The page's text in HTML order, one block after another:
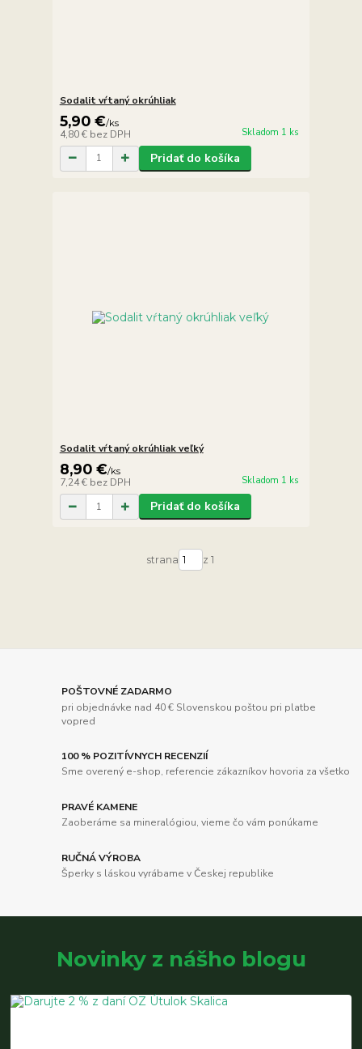
Sodalit vŕtaný okrúhliak
5,90 €/ks
4,80 € bez DPH Skladom 1 ks
Pridať do košíka
Sodalit vŕtaný okrúhliak veľký
8,90 €/ks
7,24 € bez DPH Skladom 1 ks
Pridať do košíka
strana z 1
POŠTOVNÉ ZADARMO
pri objednávke nad 40 € Slovenskou poštou pri platbe
vopred
100 % POZITÍVNYCH RECENZIÍ
Sme overený e-shop, referencie zákazníkov hovoria za všetko
PRAVÉ KAMENE
Zaoberáme sa mineralógiou, vieme čo vám ponúkame
RUČNÁ VÝROBA
Šperky s láskou vyrábame v Českej republike
Novinky z nášho blogu